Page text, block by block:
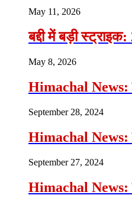
May 11, 2026
बद्दी में बड़ी स्ट्राइक:
May 8, 2026
Himachal News:
September 28, 2024
Himachal News:
September 27, 2024
Himachal News: